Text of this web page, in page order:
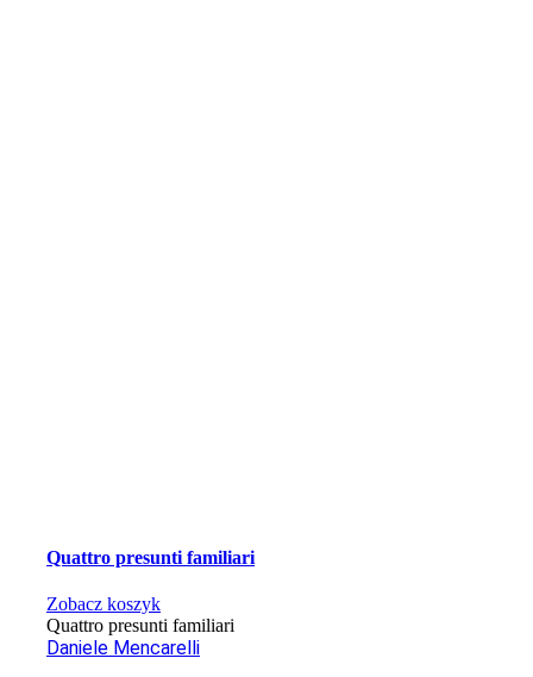
Quattro presunti familiari
Zobacz koszyk
Quattro presunti familiari
Daniele Mencarelli